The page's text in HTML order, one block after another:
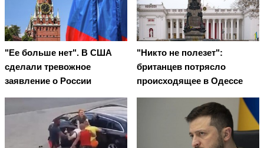
"Ее больше нет". В США
сделали тревожное
заявление о России
"Никто не полезет":
британцев потрясло
происходящее в Одессе